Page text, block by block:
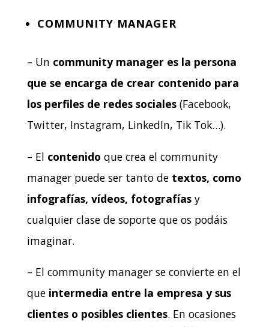
COMMUNITY MANAGER
– Un community manager es la persona
que se encarga de crear contenido para
los perfiles de redes sociales(Facebook,
Twitter, Instagram, LinkedIn, Tik Tok…).
– El contenido que crea el community
manager puede ser tanto de textos, como
infografías, vídeos, fotografíasy
cualquier clase de soporte que os podáis
imaginar.
– El community manager se convierte en el
que intermedia entre la empresa y sus
clientes o posibles clientes. En ocasiones